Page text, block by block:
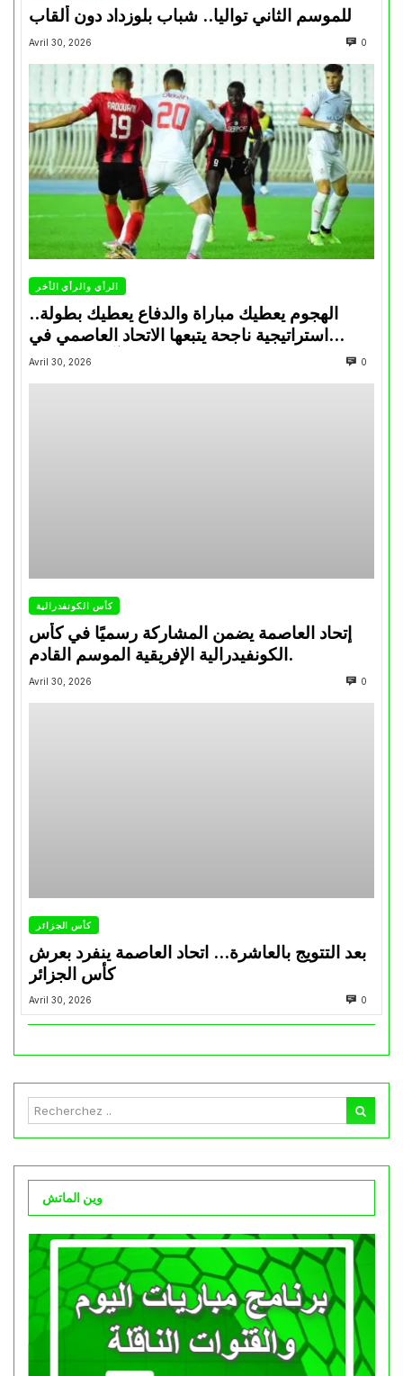
للموسم الثاني تواليا.. شباب بلوزداد دون ألقاب
Avril 30, 2026 0
الرأي والرأي الأخر
الهجوم يعطيك مباراة والدفاع يعطيك بطولة..
استراتيجية ناجحة يتبعها الاتحاد العاصمي في
تتويجاته آخر السنوات
Avril 30, 2026 0
كأس الكونفدرالية
إتحاد العاصمة يضمن المشاركة رسميًا في كأس
الكونفيدرالية الإفريقية الموسم القادم.
Avril 30, 2026 0
كأس الجزائر
بعد التتويج بالعاشرة… اتحاد العاصمة ينفرد بعرش
كأس الجزائر
Avril 30, 2026 0
وين الماتش